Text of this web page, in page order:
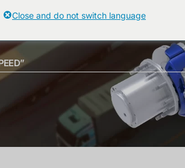
Close and do not switch language